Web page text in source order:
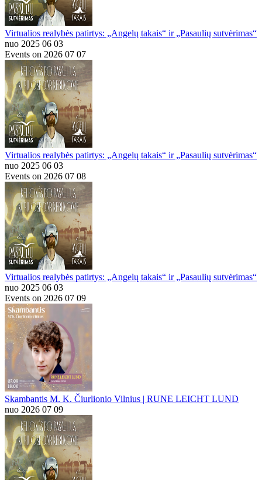
Virtualios realybės patirtys: „Angelų takais“ ir „Pasaulių sutvėrimas“
nuo 2025 06 03
Events on 2026 07 07
Virtualios realybės patirtys: „Angelų takais“ ir „Pasaulių sutvėrimas“
nuo 2025 06 03
Events on 2026 07 08
Virtualios realybės patirtys: „Angelų takais“ ir „Pasaulių sutvėrimas“
nuo 2025 06 03
Events on 2026 07 09
Skambantis M. K. Čiurlionio Vilnius | RUNE LEICHT LUND
nuo 2026 07 09